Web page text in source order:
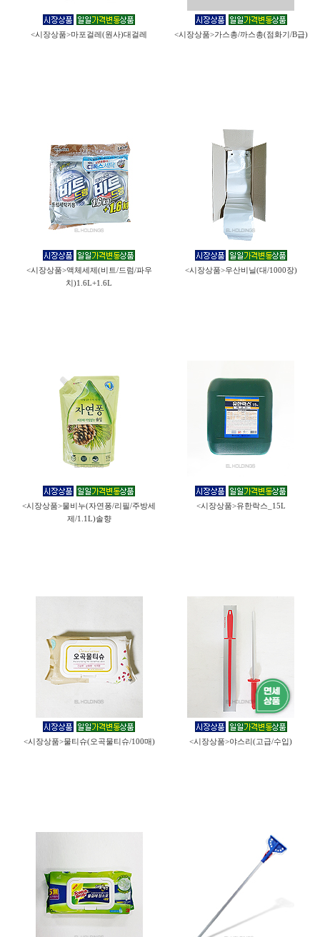
<시장상품>마포걸레(원사)대걸레 <시장상품>가스총/까스총(점화기/B급)
<시장상품>액체세제(비트/드럼/파우
치)1.6L+1.6L
<시장상품>우산비닐(대/1000장)
<시장상품>물비누(자연퐁/리필/주방세
제/1.1L)솔향
<시장상품>유한락스_15L
<시장상품>물티슈(오곡물티슈/100매) <시장상품>야스리(고급/수입)